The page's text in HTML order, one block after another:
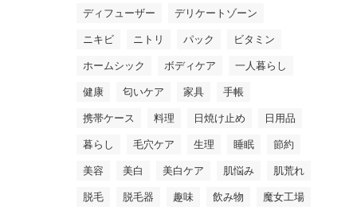
ディフューザー デリケートゾーン
ニキビ ニトリ パック ビタミン
ホームシック ボディケア 一人暮らし
健康 匂いケア 家具 手帳
携帯ケース 料理 日焼け止め 日用品
暮らし 毛穴ケア 生理 睡眠 節約
美容 美白 美白ケア 肌悩み 肌荒れ
脱毛 脱毛器 趣味 飲み物 魔女工場